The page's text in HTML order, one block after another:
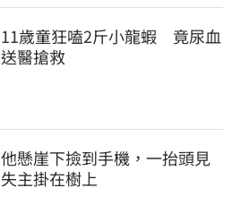
11歲童狂嗑2斤小龍蝦　竟尿血
送醫搶救
他懸崖下撿到手機，一抬頭見
失主掛在樹上